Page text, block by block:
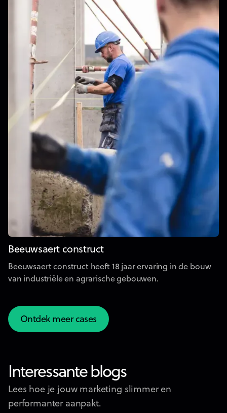
Beeuwsaert construct
Beeuwsaert construct heeft 18 jaar ervaring in de bouw
van industriële en agrarische gebouwen.
Ontdek meer cases
Ontdek meer cases
Interessante blogs
Lees hoe je jouw marketing slimmer en
performanter aanpakt.